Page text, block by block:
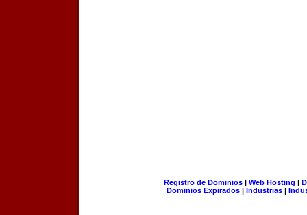
Registro de Dominios| Web Hosting |
Dominios Expirados | Industrias |